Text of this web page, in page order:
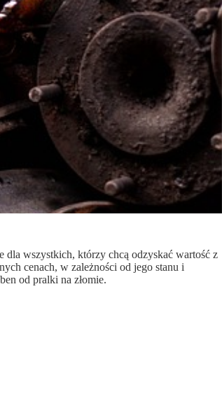
dla wszystkich, którzy chcą odzyskać wartość z
cenach, w zależności od jego stanu i
od pralki na złomie.